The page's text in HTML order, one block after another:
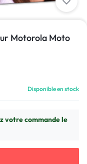
Motorola Moto
Disponible en stock
votre commande le